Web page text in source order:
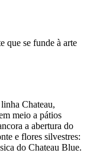
que se funde à arte
Chateau,
meio a pátios
a abertura do
e flores silvestres:
do Chateau Blue.